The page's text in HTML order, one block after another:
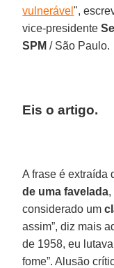
vulnerável",
vice-presidente
SPM / São Paulo.
Eis o artigo.
A frase é extraída
de uma favelada
considerado um
assim”, diz mais
de 1958, eu
fome”. Alusão